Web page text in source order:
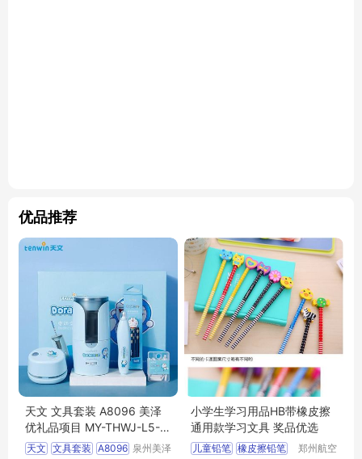
优品推荐
天文 文具套装 A8096 美泽
优礼品项目 MY-THWJ-L5-1
1天文 文具套装 A8096 泉州美泽
小学生学习用品HB带橡皮擦
通用款学习文具 奖品优选
儿童铅笔 橡皮擦铅笔
郑州航空